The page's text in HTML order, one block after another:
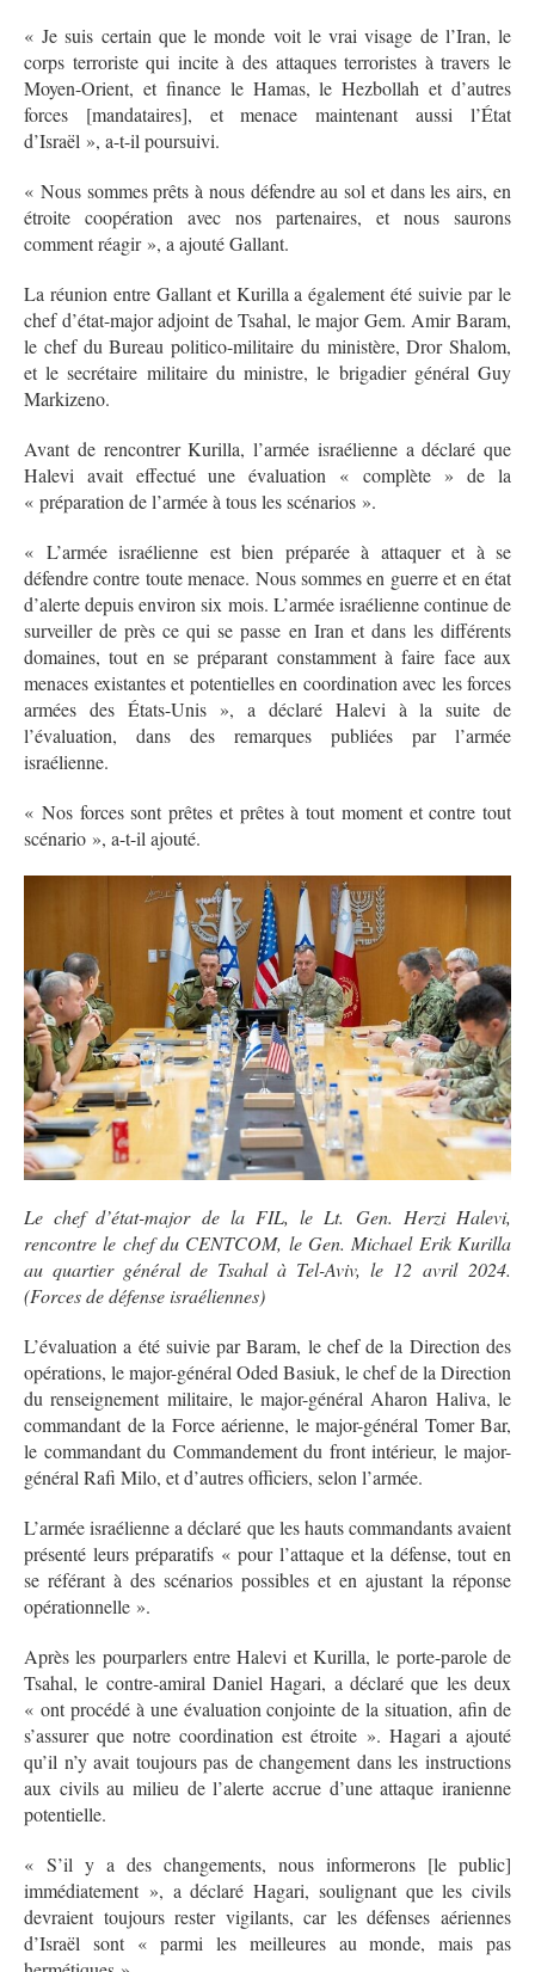
« Je suis certain que le monde voit le vrai visage de l’Iran, le
corps terroriste qui incite à des attaques terroristes à travers le
Moyen-Orient, et finance le Hamas, le Hezbollah et d’autres
forces [mandataires], et menace maintenant aussi l’État
d’Israël », a-t-il poursuivi.
« Nous sommes prêts à nous défendre au sol et dans les airs, en
étroite coopération avec nos partenaires, et nous saurons
comment réagir », a ajouté Gallant.
La réunion entre Gallant et Kurilla a également été suivie par le
chef d’état-major adjoint de Tsahal, le major Gem. Amir Baram,
le chef du Bureau politico-militaire du ministère, Dror Shalom,
et le secrétaire militaire du ministre, le brigadier général Guy
Markizeno.
Avant de rencontrer Kurilla, l’armée israélienne a déclaré que
Halevi avait effectué une évaluation « complète » de la
« préparation de l’armée à tous les scénarios ».
« L’armée israélienne est bien préparée à attaquer et à se
défendre contre toute menace. Nous sommes en guerre et en état
d’alerte depuis environ six mois. L’armée israélienne continue de
surveiller de près ce qui se passe en Iran et dans les différents
domaines, tout en se préparant constamment à faire face aux
menaces existantes et potentielles en coordination avec les forces
armées des États-Unis », a déclaré Halevi à la suite de
l’évaluation, dans des remarques publiées par l’armée
israélienne.
« Nos forces sont prêtes et prêtes à tout moment et contre tout
scénario », a-t-il ajouté.
Le chef d’état-major de la FIL, le Lt. Gen. Herzi Halevi,
rencontre le chef du CENTCOM, le Gen. Michael Erik Kurilla
au quartier général de Tsahal à Tel-Aviv, le 12 avril 2024.
(Forces de défense israéliennes)
L’évaluation a été suivie par Baram, le chef de la Direction des
opérations, le major-général Oded Basiuk, le chef de la Direction
du renseignement militaire, le major-général Aharon Haliva, le
commandant de la Force aérienne, le major-général Tomer Bar,
le commandant du Commandement du front intérieur, le major-
général Rafi Milo, et d’autres officiers, selon l’armée.
L’armée israélienne a déclaré que les hauts commandants avaient
présenté leurs préparatifs « pour l’attaque et la défense, tout en
se référant à des scénarios possibles et en ajustant la réponse
opérationnelle ».
Après les pourparlers entre Halevi et Kurilla, le porte-parole de
Tsahal, le contre-amiral Daniel Hagari, a déclaré que les deux
« ont procédé à une évaluation conjointe de la situation, afin de
s’assurer que notre coordination est étroite ». Hagari a ajouté
qu’il n’y avait toujours pas de changement dans les instructions
aux civils au milieu de l’alerte accrue d’une attaque iranienne
potentielle.
« S’il y a des changements, nous informerons [le public]
immédiatement », a déclaré Hagari, soulignant que les civils
devraient toujours rester vigilants, car les défenses aériennes
d’Israël sont « parmi les meilleures au monde, mais pas